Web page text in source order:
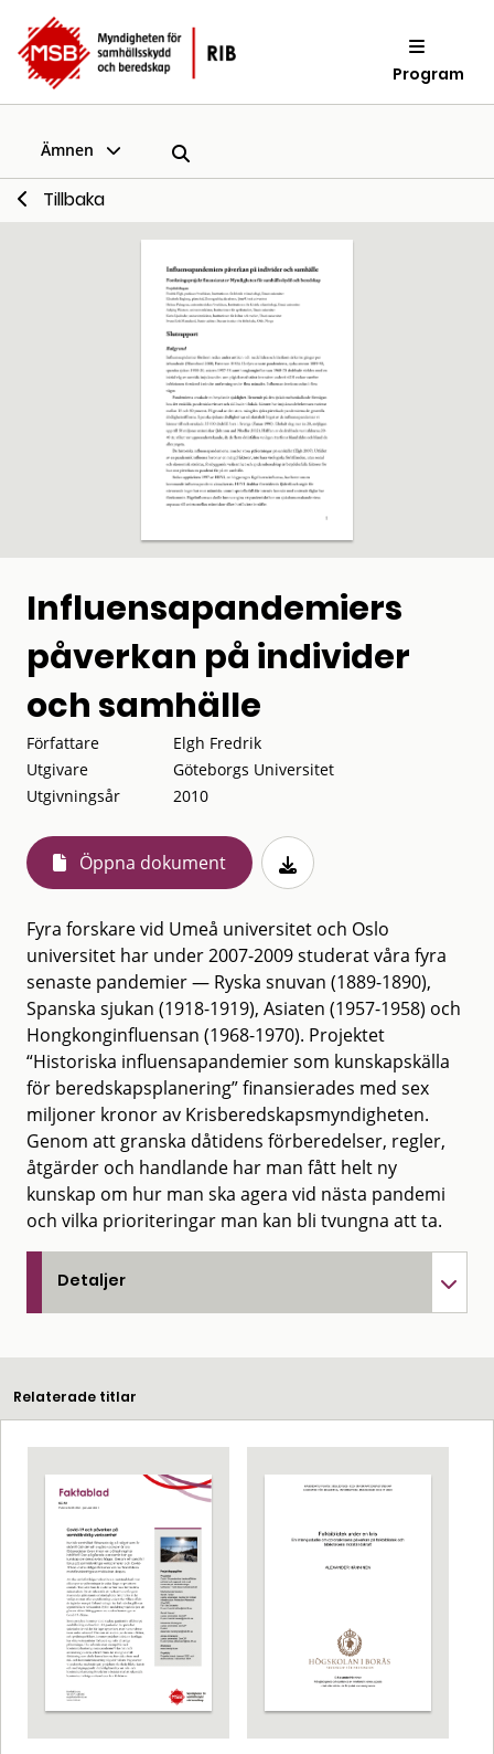
Program
Ämnen
Tillbaka
Influensapandemiers
påverkan på individer
och samhälle
Författare
Elgh Fredrik
Utgivare
Göteborgs Universitet
Utgivningsår
2010
Öppna dokument
Fyra forskare vid Umeå universitet och Oslo
universitet har under 2007-2009 studerat våra fyra
senaste pandemier — Ryska snuvan (1889-1890),
Spanska sjukan (1918-1919), Asiaten (1957-1958) och
Hongkonginfluensan (1968-1970). Projektet
“Historiska influensapandemier som kunskapskälla
för beredskapsplanering” finansierades med sex
miljoner kronor av Krisberedskapsmyndigheten.
Genom att granska dåtidens förberedelser, regler,
åtgärder och handlande har man fått helt ny
kunskap om hur man ska agera vid nästa pandemi
och vilka prioriteringar man kan bli tvungna att ta.
Detaljer
Relaterade titlar